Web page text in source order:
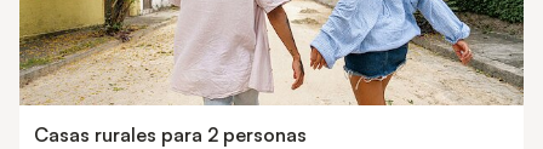
Casas rurales para 2 personas